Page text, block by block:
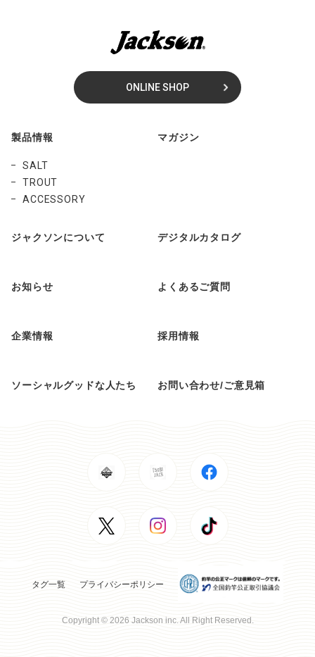
ONLINE SHOP
製品情報
SALT
TROUT
ACCESSORY
マガジン
ジャクソンについて デジタルカタログ
お知らせ よくあるご質問
企業情報 採用情報
ソーシャルグッドな人たち お問い合わせ/ご意見箱
タグ一覧 プライバシーポリシー
Copyright © 2026 Jackson inc. All Right Reserved.